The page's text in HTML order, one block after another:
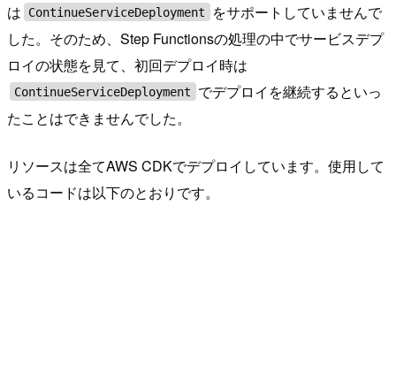
は
ContinueServiceDeployment
をサポートしていませんで
した。そのため、Step Functionsの処理の中でサービスデプ
ロイの状態を見て、初回デプロイ時は
ContinueServiceDeployment
でデプロイを継続するといっ
たことはできませんでした。
リソースは全てAWS CDKでデプロイしています。使用して
いるコードは以下のとおりです。